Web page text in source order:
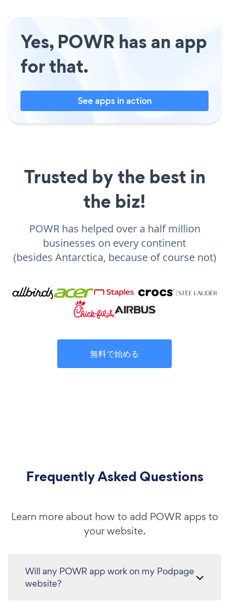
Yes, POWR has an app
for that.
See apps in action
Trusted by the best in
the biz!
POWR has helped over a half million
businesses on every continent
(besides Antarctica, because of course not)
無料で始める
Frequently Asked Questions
Learn more about how to add POWR apps to
your website.
Will any POWR app work on my Podpage
website?